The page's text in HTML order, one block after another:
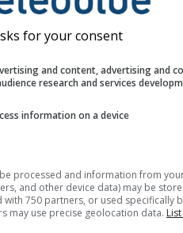
Toto je príklad vynikajúcich
Bitterwasser (Namíbia),
Takéto podmienky nikdy
dosahujúce nižšie výšky
Sklon teplotysa meria v
na 100 m výškového
Presná hodnota je
for your consent
and content, advertising and
research and services
information on a device
processed and information from
and other device data) may be
with 750 partners, or used specifically
may use precise geolocation data.